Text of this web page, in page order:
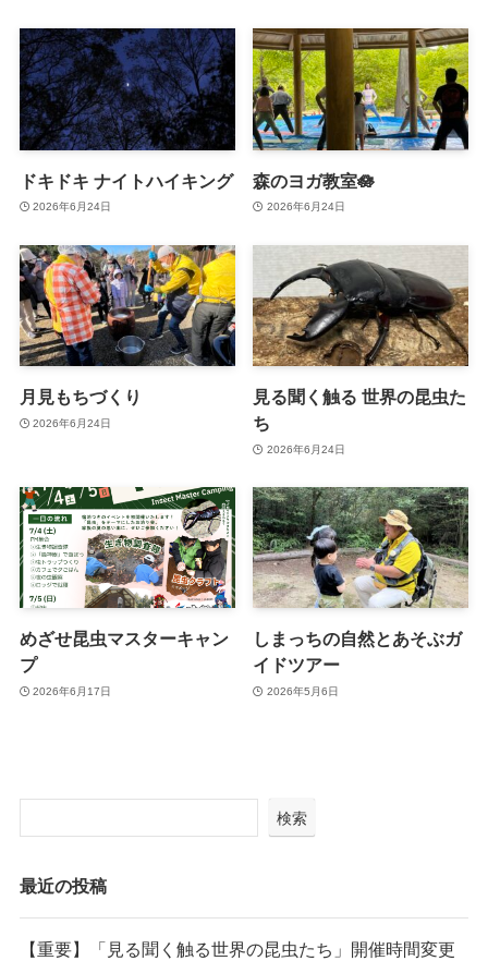
ドキドキ ナイトハイキング
2026年6月24日
森のヨガ教室🪷
2026年6月24日
月見もちづくり
2026年6月24日
見る聞く触る 世界の昆虫た
ち
2026年6月24日
めざせ昆虫マスターキャン
プ
2026年6月17日
しまっちの自然とあそぶガ
イドツアー
2026年5月6日
検索
最近の投稿
【重要】「見る聞く触る世界の昆虫たち」開催時間変更